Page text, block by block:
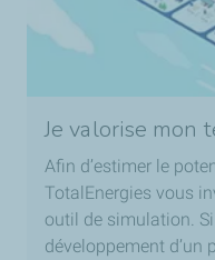
Je valorise mon
Afin d’estimer le
TotalEnergies vous
outil de simulation.
développement d’un